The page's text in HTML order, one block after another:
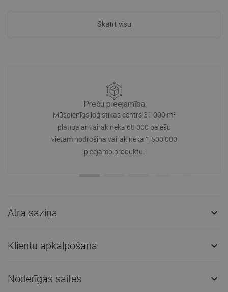
Skatīt visu
Preču pieejamība
Mūsdienīgs loģistikas centrs 31 000 m²
platībā ar vairāk nekā 68 000 palešu
vietām nodrošina vairāk nekā 1 500 000
pieejamo produktu!
Ātra saziņa 
Klientu apkalpošana 
Noderīgas saites 